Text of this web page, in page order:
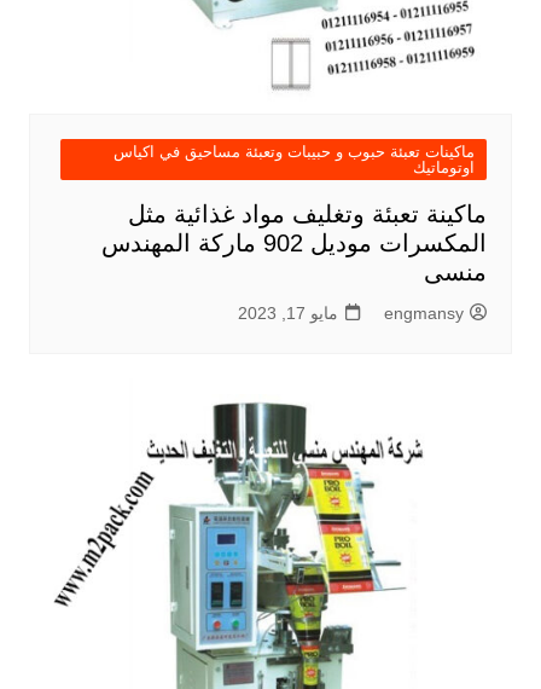
ماكينات تعبئة حبوب و حبيبات وتعبئة مساحيق في اكياس
اوتوماتيك
ماكينة تعبئة وتغليف مواد غذائية مثل
المكسرات موديل 902 ماركة المهندس
منسى
engmansy مايو 17, 2023